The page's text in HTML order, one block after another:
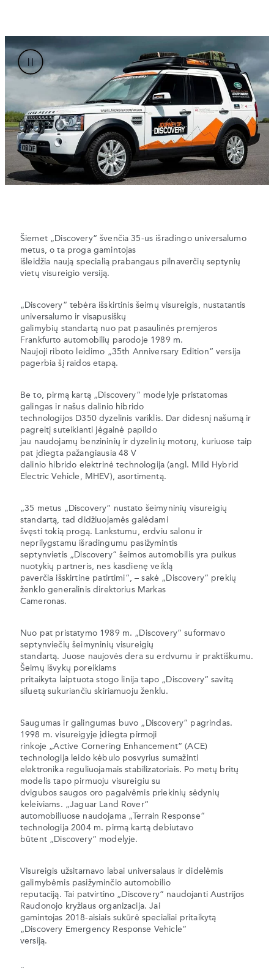
Šiemet „Discovery“ švenčia 35-us išradingo universalumo
metus, o ta proga gamintojas
išleidžia naują specialią prabangaus pilnaverčių septynių
vietų visureigio versiją.
„Discovery“ tebėra išskirtinis šeimų visureigis, nustatantis
universalumo ir visapusiškų
galimybių standartą nuo pat pasaulinės premjeros
Frankfurto automobilių parodoje 1989 m.
Naujoji riboto leidimo „35th Anniversary Edition“ versija
pagerbia šį raidos etapą.
Be to, pirmą kartą „Discovery“ modelyje pristatomas
galingas ir našus dalinio hibrido
technologijos D350 dyzelinis variklis. Dar didesnį našumą ir
pagreitį suteikianti jėgainė papildo
jau naudojamų benzininių ir dyzelinių motorų, kuriuose taip
pat įdiegta pažangiausia 48 V
dalinio hibrido elektrinė technologija (angl. Mild Hybrid
Electric Vehicle, MHEV), asortimentą.
„35 metus „Discovery“ nustato šeimyninių visureigių
standartą, tad didžiuojamės galėdami
švęsti tokią progą. Lankstumu, erdviu salonu ir
neprilygstamu išradingumu pasižymintis
septynvietis „Discovery“ šeimos automobilis yra puikus
nuotykių partneris, nes kasdienę veiklą
paverčia išskirtine patirtimi“, – sakė „Discovery“ prekių
ženklo generalinis direktorius Markas
Cameronas.
Nuo pat pristatymo 1989 m. „Discovery“ suformavo
septynviečių šeimyninių visureigių
standartą. Juose naujovės dera su erdvumu ir praktiškumu.
Šeimų išvykų poreikiams
pritaikyta laiptuota stogo linija tapo „Discovery“ savitą
siluetą sukuriančiu skiriamuoju ženklu.
Saugumas ir galingumas buvo „Discovery“ pagrindas.
1998 m. visureigyje įdiegta pirmoji
rinkoje „Active Cornering Enhancement“ (ACE)
technologija leido kėbulo posvyrius sumažinti
elektronika reguliuojamais stabilizatoriais. Po metų britų
modelis tapo pirmuoju visureigiu su
dvigubos saugos oro pagalvėmis priekinių sėdynių
keleiviams. „Jaguar Land Rover“
automobiliuose naudojama „Terrain Response“
technologija 2004 m. pirmą kartą debiutavo
būtent „Discovery“ modelyje.
Visureigis užsitarnavo labai universalaus ir didelėmis
galimybėmis pasižyminčio automobilio
reputaciją. Tai patvirtino „Discovery“ naudojanti Austrijos
Raudonojo kryžiaus organizacija. Jai
gamintojas 2018-aisiais sukūrė specialiai pritaikytą
„Discovery Emergency Response Vehicle“
versiją.